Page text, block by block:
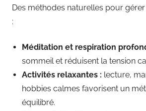
Des méthodes naturelles pour
:
Méditation et respiration
sommeil et réduisent la tension
Activités relaxantes : lecture,
hobbies calmes favorisent un
équilibré.